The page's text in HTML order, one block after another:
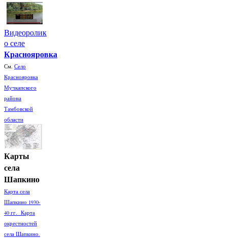
Видеоролик
о селе
Краснояровка
См. Село
Краснояровка
Мучкапского
района
Тамбовской
области
Карты
села
Шапкино
Карта села
Шапкино 1930-
40 гг. Карта
окрестностей
села Шапкино.